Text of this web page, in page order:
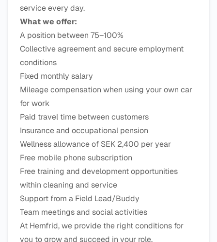
service every day.
What we offer:
A position between 75–100%
Collective agreement and secure employment
conditions
Fixed monthly salary
Mileage compensation when using your own car
for work
Paid travel time between customers
Insurance and occupational pension
Wellness allowance of SEK 2,400 per year
Free mobile phone subscription
Free training and development opportunities
within cleaning and service
Support from a Field Lead/Buddy
Team meetings and social activities
At Hemfrid, we provide the right conditions for
you to grow and succeed in your role.